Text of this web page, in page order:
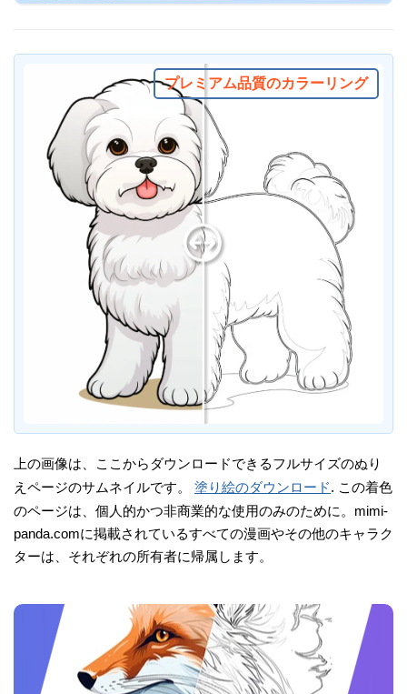
プレミアム品質のカラーリング
上の画像は、ここからダウンロードできるフルサイズのぬり
えページのサムネイルです。 塗り絵のダウンロード. この着色
のページは、個人的かつ非商業的な使用のみのために。mimi-
panda.comに掲載されているすべての漫画やその他のキャラク
ターは、それぞれの所有者に帰属します。